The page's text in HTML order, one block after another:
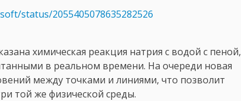
status/2055405078635282526
химическая реакция натрия с водой с пеной,
в реальном времени. На очереди новая
между точками и линиями, что позволит
той же физической среды.